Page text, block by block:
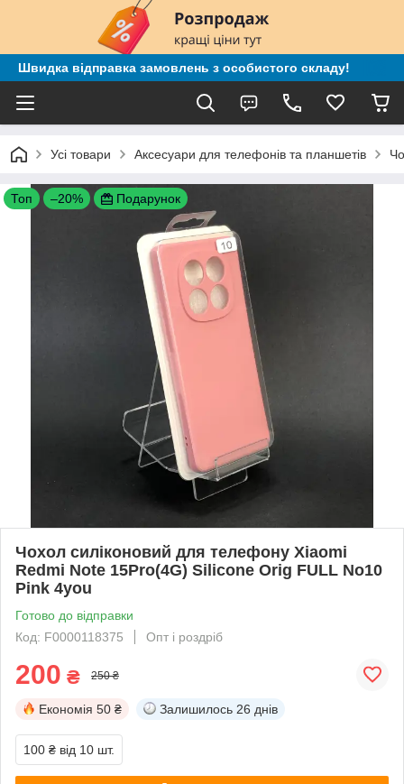
Швидка відправка замовлень з особистого складу!
Усі товари Аксесуари для телефонів та планшетів
Топ –20% Подарунок
Чохол силіконовий для телефону Xiaomi
Redmi Note 15Pro(4G) Silicone Orig FULL No10
Pink 4you
Готово до відправки
Код: F0000118375
Опт і роздріб
200 ₴ 250 ₴
Економія 50 ₴ Залишилось 26 днів
100 ₴ від 10 шт.